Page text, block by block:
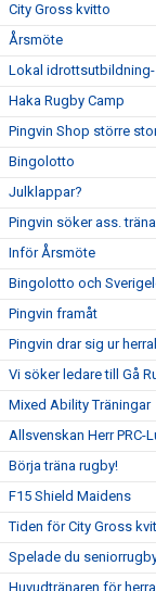
City Gross kvitto
Årsmöte
Lokal idrottsutbildning-
Haka Rugby Camp
Pingvin Shop större
Bingolotto
Julklappar?
Pingvin söker ass.
Inför Årsmöte
Bingolotto och
Pingvin framåt
Pingvin drar sig ur
Vi söker ledare till Gå
Mixed Ability Träningar
Allsvenskan Herr PRC-
Börja träna rugby!
F15 Shield Maidens
Tiden för City Gross
Spelade du
Huvudtränaren för